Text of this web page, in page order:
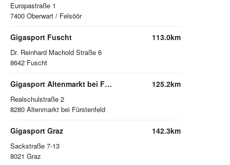
Europastraße 1
7400 Oberwart / Felsöör
Gigasport Fuscht
Dr. Reinhard Machold Straße 6
8642 Fuscht
113.0km
Gigasport Altenmarkt bei Fürstenfeld
Realschulstraße 2
8280 Altenmarkt bei Fürstenfeld
125.2km
Gigasport Graz
Sackstraße 7-13
8021 Graz
142.3km